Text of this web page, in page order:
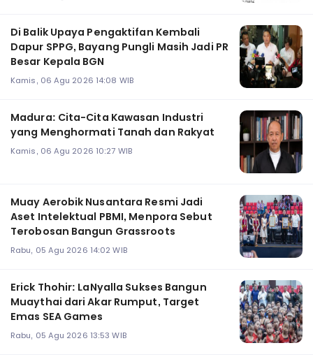
Di Balik Upaya Pengaktifan Kembali
Dapur SPPG, Bayang Pungli Masih Jadi PR
Besar Kepala BGN
Kamis, 06 Agu 2026 14:08 WIB
Madura: Cita-Cita Kawasan Industri
yang Menghormati Tanah dan Rakyat
Kamis, 06 Agu 2026 10:27 WIB
Muay Aerobik Nusantara Resmi Jadi
Aset Intelektual PBMI, Menpora Sebut
Terobosan Bangun Grassroots
Rabu, 05 Agu 2026 14:02 WIB
Erick Thohir: LaNyalla Sukses Bangun
Muaythai dari Akar Rumput, Target
Emas SEA Games
Rabu, 05 Agu 2026 13:53 WIB